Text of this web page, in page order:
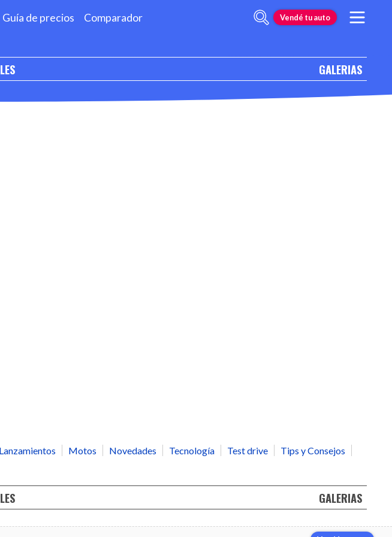
Guía de precios Comparador Vendé tu auto
GALERIAS
Lanzamientos Motos Novedades Tecnología Test drive
Tips y Consejos
GALERIAS